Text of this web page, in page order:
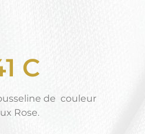
C
de couleur
Rose.